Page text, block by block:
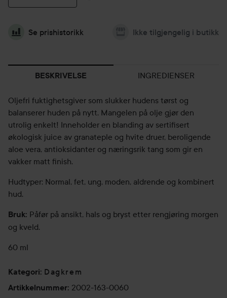
Se prishistorikk Ikke tilgjengelig i butikk
BESKRIVELSE INGREDIENSER
Oljefri fuktighetsgiver som slukker hudens tørst og
balanserer huden på nytt. Mangelen på olje gjør den
utrolig enkelt! Inneholder en blanding av sertifisert
økologisk juice av granateple og hvite druer, beroligende
aloe vera, antioksidanter og næringsrik tang som gir en
vakker matt finish.
Hudtyper: Normal, fet, ung, moden, aldrende og kombinert
hud.
Bruk: Påfør på ansikt, hals og bryst etter rengjøring morgen
og kveld.
60 ml
Kategori: Dagkrem
Artikkelnummer: 2002-163-0060